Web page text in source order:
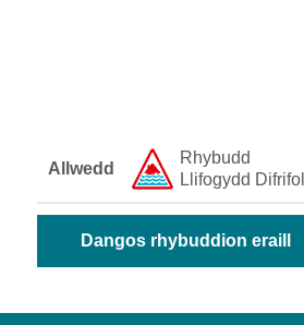
Allwedd
Rhybudd ​
Llifogydd ​Difrifol
Dangos rhybuddion eraill